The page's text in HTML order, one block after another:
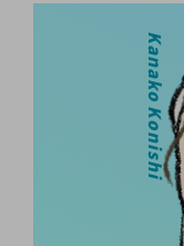
Kanako Konishi